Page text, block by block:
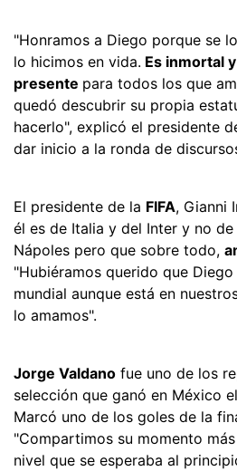
"Honramos a Diego porque se
lo hicimos en vida. Es inmortal
presente para todos los que
quedó descubrir su propia
hacerlo", explicó el presidente
dar inicio a la ronda de
El presidente de la FIFA, Gianni
él es de Italia y del Inter y no
Nápoles pero que sobre todo,
"Hubiéramos querido que
mundial aunque está en
lo amamos".
Jorge Valdano fue uno de los
selección que ganó en México
Marcó uno de los goles de la
"Compartimos su momento
nivel que se esperaba al